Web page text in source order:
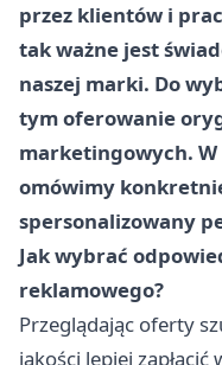
przez klientów i
tak ważne jest
naszej marki. Do
tym oferowanie
marketingowych.
omówimy
spersonalizowany
Jak wybrać
reklamowego?
Przeglądając oferty
jakości lepiej